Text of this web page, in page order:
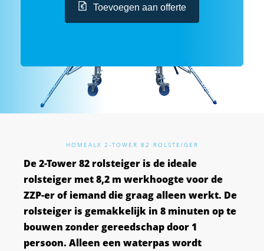
Toevoegen aan offerte
HOME ALX 2-TOWER 82 ROLSTEIGER
De 2-Tower 82 rolsteiger is de ideale
rolsteiger met 8,2 m werkhoogte voor de
ZZP-er of iemand die graag alleen werkt. De
rolsteiger is gemakkelijk in 8 minuten op te
bouwen zonder gereedschap door 1
persoon. Alleen een waterpas wordt